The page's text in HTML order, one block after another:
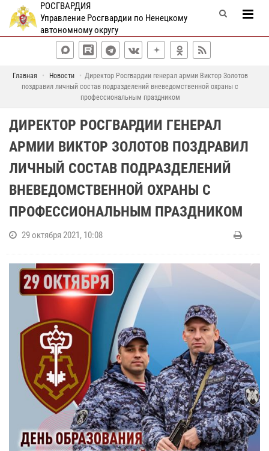
РОСГВАРДИЯ
Управление Росгвардии по Ненецкому
автономному округу
Главная Новости
Директор Росгвардии генерал армии Виктор Золотов
поздравил личный состав подразделений вневедомственной охраны с
профессиональным праздником
ДИРЕКТОР РОСГВАРДИИ ГЕНЕРАЛ
АРМИИ ВИКТОР ЗОЛОТОВ ПОЗДРАВИЛ
ЛИЧНЫЙ СОСТАВ ПОДРАЗДЕЛЕНИЙ
ВНЕВЕДОМСТВЕННОЙ ОХРАНЫ С
ПРОФЕССИОНАЛЬНЫМ ПРАЗДНИКОМ
29 октября 2021, 10:08